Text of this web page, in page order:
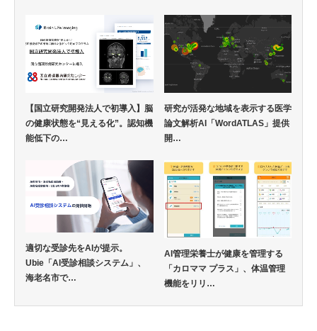
【国立研究開発法人で初導入】脳
の健康状態を“見える化”。認知機
能低下の…
研究が活発な地域を表示する医学
論文解析AI「WordATLAS」提供
開…
適切な受診先をAIが提示。
Ubie「AI受診相談システム」、
海老名市で…
AI管理栄養士が健康を管理する
「カロママ プラス」、体温管理
機能をリリ…